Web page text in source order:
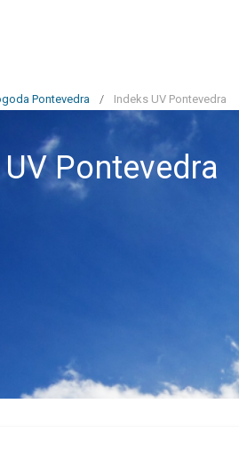
Pontevedra / Indeks UV Pontevedra
Pontevedra